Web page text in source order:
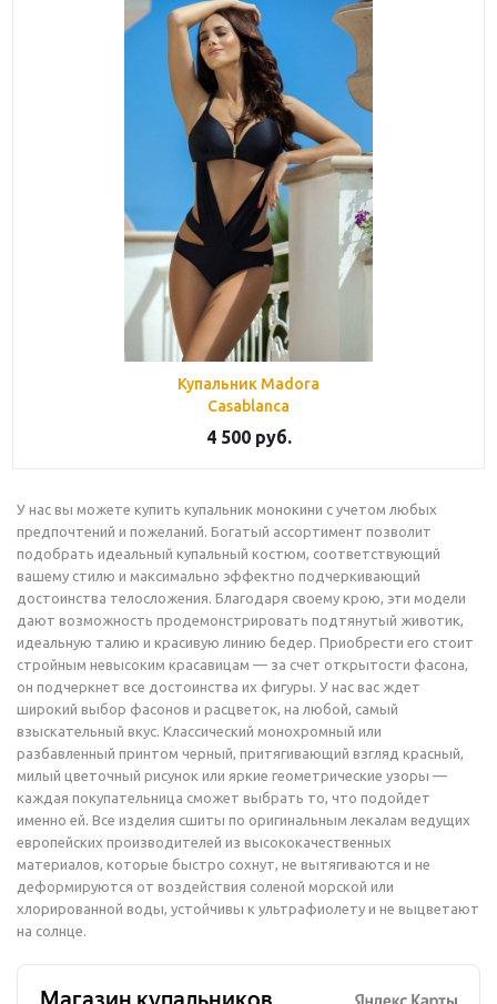
Купальник Madora
Casablanca
4 500руб.
У нас вы можете купить купальник монокини с учетом любых
предпочтений и пожеланий. Богатый ассортимент позволит
подобрать идеальный купальный костюм, соответствующий
вашему стилю и максимально эффектно подчеркивающий
достоинства телосложения. Благодаря своему крою, эти модели
дают возможность продемонстрировать подтянутый животик,
идеальную талию и красивую линию бедер. Приобрести его стоит
стройным невысоким красавицам — за счет открытости фасона,
он подчеркнет все достоинства их фигуры. У нас вас ждет
широкий выбор фасонов и расцветок, на любой, самый
взыскательный вкус. Классический монохромный или
разбавленный принтом черный, притягивающий взгляд красный,
милый цветочный рисунок или яркие геометрические узоры —
каждая покупательница сможет выбрать то, что подойдет
именно ей. Все изделия сшиты по оригинальным лекалам ведущих
европейских производителей из высококачественных
материалов, которые быстро сохнут, не вытягиваются и не
деформируются от воздействия соленой морской или
хлорированной воды, устойчивы к ультрафиолету и не выцветают
на солнце.